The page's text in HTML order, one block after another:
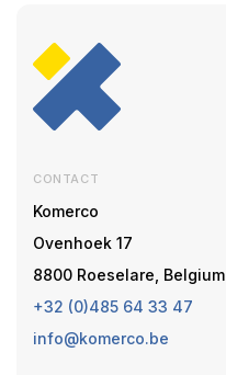
CONTACT
Komerco
Ovenhoek 17
8800 Roeselare, Belgium
+32 (0)485 64 33 47
info@komerco.be